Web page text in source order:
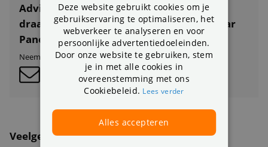
Advies nodig over Reolink B660 Atlas
draadloze 4K ColorX batterijcamera + Solar
Paneel?
Neem contact op met onze klantenservice:
Veelgestelde vragen
Deze website gebruikt cookies om je
gebruikservaring te optimaliseren, het
webverkeer te analyseren en voor
persoonlijke advertentiedoeleinden.
Door onze website te gebruiken, stem
je in met alle cookies in
overeenstemming met ons
Cookiebeleid. Lees verder
Alles accepteren